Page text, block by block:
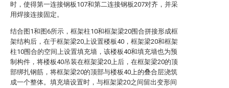
时，使得第一连接钢板107和第二连接钢板207对齐，并采
用焊接连接固定。
结合图1和图6所示，框架柱10和框架梁20围合拼接形成框
架结构后，在于框架梁20上设置楼板40，框架梁20和框架
柱10围合的空间上设置填充墙，该楼板40和填充墙也为预
制构件，将楼板40吊装在框架梁20上后，在框架梁20的顶
部绑扎钢筋，将框架梁20的顶部与楼板40上的叠合层浇筑
成一个整体。填充墙设置时，与框架梁20之间留出变形间